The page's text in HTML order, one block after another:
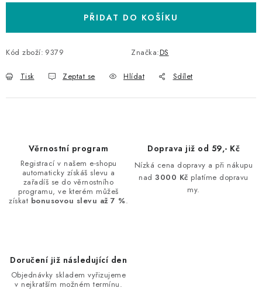
PŘIDAT DO KOŠÍKU
Kód zboží: 9379 Značka:DS
Tisk Zeptat se Hlídat Sdílet
Věrnostní program
Registrací v našem e-shopu
automaticky získáš slevu a
zařadíš se do věrnostního
programu, ve kterém můžeš
získat bonusovou slevu až 7 %.
Doprava již od 59,- Kč
Nízká cena dopravy a při nákupu
nad3000 Kč platíme dopravu
my.
Doručení již následující den
Objednávky skladem vyřizujeme
v nejkratším možném termínu.